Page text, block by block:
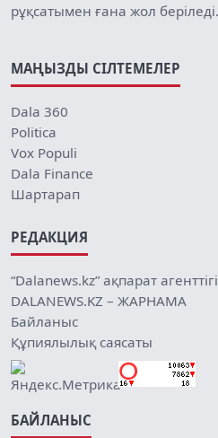
рұқсатымен ғана жол беріледі.
МАҢЫЗДЫ СІЛТЕМЕЛЕР
Dala 360
Politica
Vox Populi
Dala Finance
Шартарап
РЕДАКЦИЯ
“Dalanews.kz” ақпарат
DALANEWS.KZ – ЖАРНАМА
Байланыс
Құпиялылық саясаты
БАЙЛАНЫС